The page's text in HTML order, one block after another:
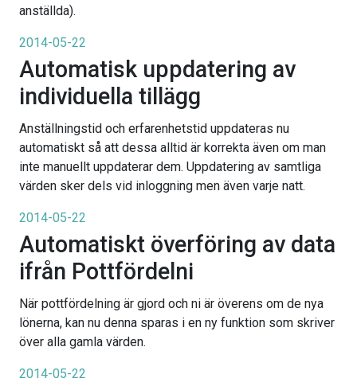
anställda).
2014-05-22
Automatisk uppdatering av
individuella tillägg
Anställningstid och erfarenhetstid uppdateras nu
automatiskt så att dessa alltid är korrekta även om man
inte manuellt uppdaterar dem. Uppdatering av samtliga
värden sker dels vid inloggning men även varje natt.
2014-05-22
Automatiskt överföring av data
ifrån Pottfördelni
När pottfördelning är gjord och ni är överens om de nya
lönerna, kan nu denna sparas i en ny funktion som skriver
över alla gamla värden.
2014-05-22